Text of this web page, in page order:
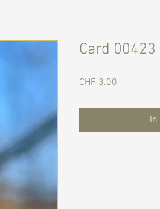
Card 00423
CHF 3.00
In